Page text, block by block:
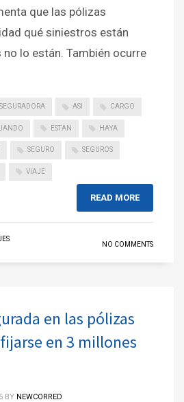
que las pólizas
qué siniestros están
lo están. También ocurre
ASI CARGO
ESTAN HAYA
SEGURO SEGUROS
VIAJE
READ MORE
NO COMMENTS
en las pólizas
en 3 millones
BY NEWCORRED